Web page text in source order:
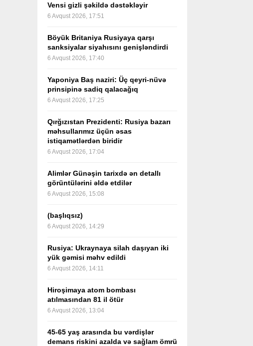
Vensi gizli şəkildə dəstəkləyir
6 Avqust 2026, 17:51
Böyük Britaniya Rusiyaya qarşı
sanksiyalar siyahısını genişləndirdi
6 Avqust 2026, 17:40
Yaponiya Baş naziri: Üç qeyri-nüvə
prinsipinə sadiq qalacağıq
6 Avqust 2026, 17:25
Qırğızıstan Prezidenti: Rusiya bazarı
məhsullarımız üçün əsas
istiqamətlərdən biridir
6 Avqust 2026, 17:04
Alimlər Günəşin tarixdə ən detallı
görüntülərini əldə etdilər
6 Avqust 2026, 15:08
(başlıqsız)
6 Avqust 2026, 14:29
Rusiya: Ukraynaya silah daşıyan iki
yük gəmisi məhv edildi
6 Avqust 2026, 14:11
Hiroşimaya atom bombası
atılmasından 81 il ötür
6 Avqust 2026, 13:04
45-65 yaş arasında bu vərdişlər
demans riskini azalda və sağlam ömrü